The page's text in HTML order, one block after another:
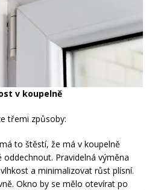
v koupelně
třemi způsoby:
to štěstí, že má v koupelně
Pravidelná výměna
a minimalizovat růst plísní.
Okno by se mělo otevírat po